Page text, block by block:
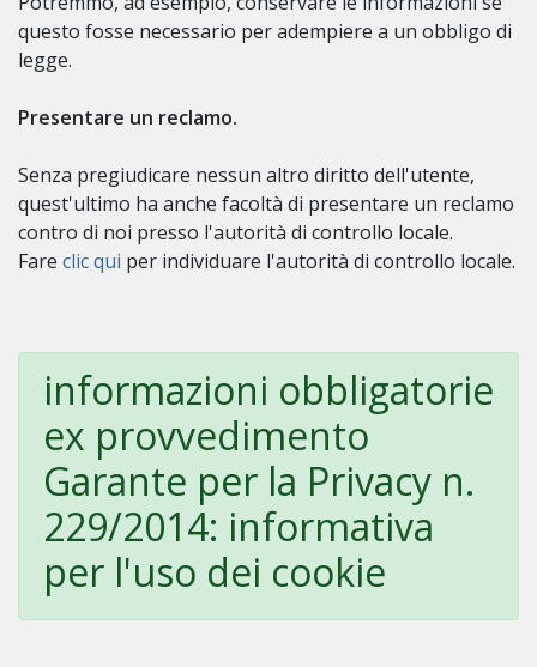
questo fosse necessario per adempiere a un obbligo di
legge.
Presentare un reclamo.
Senza pregiudicare nessun altro diritto dell'utente,
quest'ultimo ha anche facoltà di presentare un reclamo
contro di noi presso l'autorità di controllo locale.
Fare clic qui per individuare l'autorità di controllo locale.
informazioni obbligatorie
ex provvedimento
Garante per la Privacy n.
229/2014: informativa
per l'uso dei cookie